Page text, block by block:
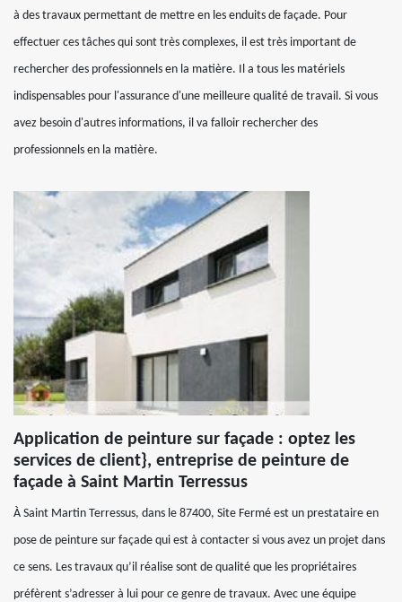
à des travaux permettant de mettre en les enduits de façade. Pour
effectuer ces tâches qui sont très complexes, il est très important de
rechercher des professionnels en la matière. Il a tous les matériels
indispensables pour l'assurance d'une meilleure qualité de travail. Si vous
avez besoin d'autres informations, il va falloir rechercher des
professionnels en la matière.
Application de peinture sur façade : optez les
services de client}, entreprise de peinture de
façade à Saint Martin Terressus
À Saint Martin Terressus, dans le 87400, Site Fermé est un prestataire en
pose de peinture sur façade qui est à contacter si vous avez un projet dans
ce sens. Les travaux qu’il réalise sont de qualité que les propriétaires
préfèrent s’adresser à lui pour ce genre de travaux. Avec une équipe